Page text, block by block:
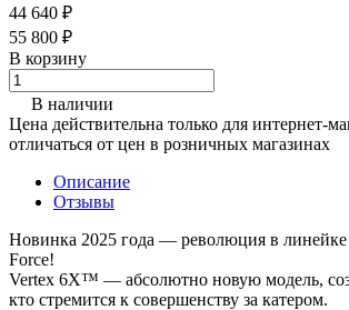
44 640 ₽
55 800 ₽
В корзину
В наличии
Цена действительна только для интернет-
отличаться от цен в розничных магазинах
Описание
Отзывы
Новинка 2025 года — революция в
Force!
Vertex 6X™ — абсолютно новую модель,
кто стремится к совершенству за катером.